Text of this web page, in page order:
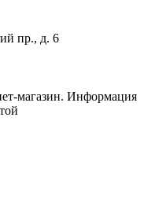
пр., д. 6
магазин. Информация